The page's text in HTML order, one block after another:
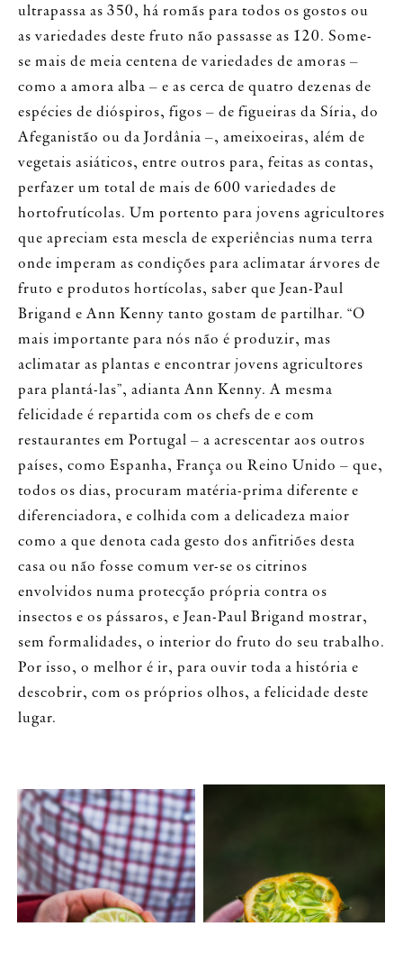
ultrapassa as 350, há romãs para todos os gostos ou
as variedades deste fruto não passasse as 120. Some-
se mais de meia centena de variedades de amoras –
como a amora alba – e as cerca de quatro dezenas de
espécies de dióspiros, figos – de figueiras da Síria, do
Afeganistão ou da Jordânia –, ameixoeiras, além de
vegetais asiáticos, entre outros para, feitas as contas,
perfazer um total de mais de 600 variedades de
hortofrutícolas. Um portento para jovens agricultores
que apreciam esta mescla de experiências numa terra
onde imperam as condições para aclimatar árvores de
fruto e produtos hortícolas, saber que Jean-Paul
Brigand e Ann Kenny tanto gostam de partilhar. “O
mais importante para nós não é produzir, mas
aclimatar as plantas e encontrar jovens agricultores
para plantá-las”, adianta Ann Kenny. A mesma
felicidade é repartida com os chefs de e com
restaurantes em Portugal – a acrescentar aos outros
países, como Espanha, França ou Reino Unido – que,
todos os dias, procuram matéria-prima diferente e
diferenciadora, e colhida com a delicadeza maior
como a que denota cada gesto dos anfitriões desta
casa ou não fosse comum ver-se os citrinos
envolvidos numa protecção própria contra os
insectos e os pássaros, e Jean-Paul Brigand mostrar,
sem formalidades, o interior do fruto do seu trabalho.
Por isso, o melhor é ir, para ouvir toda a história e
descobrir, com os próprios olhos, a felicidade deste
lugar.